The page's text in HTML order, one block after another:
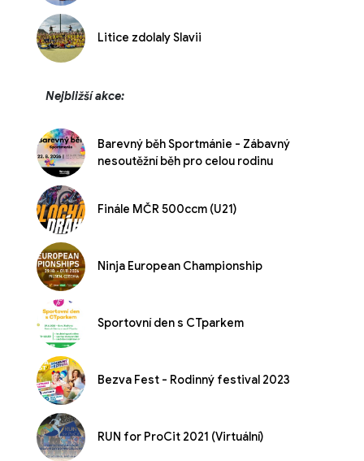
Litice zdolaly Slavii
Nejbližší akce:
Barevný běh Sportmánie - Zábavný
nesoutěžní běh pro celou rodinu
Finále MČR 500ccm (U21)
Ninja European Championship
Sportovní den s CTparkem
Bezva Fest - Rodinný festival 2023
RUN for ProCit 2021 (Virtuální)